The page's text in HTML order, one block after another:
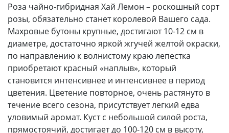
Роза чайно-гибридная Хай Лемон – роскошный сорт
розы, обязательно станет королевой Вашего сада.
Махровые бутоны крупные, достигают 10-12 см в
диаметре, достаточно яркой жгучей желтой окраски,
по направлению к волнистому краю лепестка
приобретают красный «наплыв», который
становится интенсивнее и интенсивнее в период
цветения. Цветение повторное, очень растянуто в
течение всего сезона, присутствует легкий едва
уловимый аромат. Куст с небольшой силой роста,
прямостоячий, достигает до 100-120 см в высоту,